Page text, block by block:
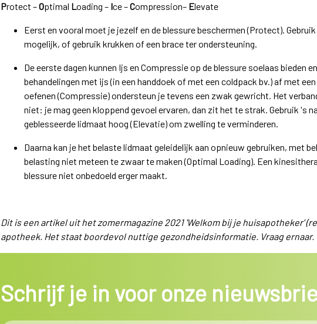
Protect –Optimal Loading – Ice –Compression– Elevate
Eerst en vooral moet je jezelf en de blessure beschermen (Protect).
mogelijk, of gebruik krukken of een brace ter ondersteuning.
De eerste dagen kunnen Ijs en Compressie op de blessure soelaas bieden
behandelingen met ijs (in een handdoek of met een coldpack bv.) af met
oefenen (Compressie) ondersteun je tevens een zwak gewricht. Het
niet: je mag geen kloppend gevoel ervaren, dan zit het te strak. Gebruik 's
geblesseerde lidmaat hoog (Elevatie) om zwelling te verminderen.
Daarna kan je het belaste lidmaat geleidelijk aan opnieuw gebruiken, met
belasting niet meteen te zwaar te maken (Optimal Loading). Een
blessure niet onbedoeld erger maakt.
Dit is een artikel uit het zomermagazine 2021 'Welkom bij je huisapotheker'
apotheek. Het staat boordevol nuttige gezondheidsinformatie. Vraag ernaar.
Schrijf je in voor onze